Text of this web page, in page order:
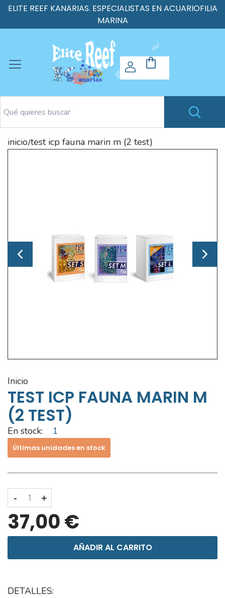
ELITE REEF KANARIAS. ESPECIALISTAS EN ACUARIOFILIA
MARINA
inicio/test icp fauna marin m (2 test)
inicio
TEST ICP FAUNA MARIN M
(2 TEST)
En stock: 1
Últimas unidades en stock
- +
37,00 €
AÑADIR AL CARRITO
DETALLES: